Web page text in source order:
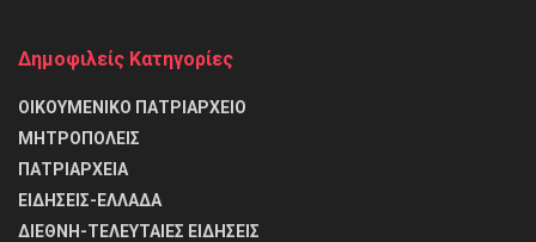
Δημοφιλείς Κατηγορίες
ΟΙΚΟΥΜΕΝΙΚΟ ΠΑΤΡΙΑΡΧΕΙΟ
ΜΗΤΡΟΠΟΛΕΙΣ
ΠΑΤΡΙΑΡΧΕΙΑ
ΕΙΔΗΣΕΙΣ-ΕΛΛΑΔΑ
ΔΙΕΘΝΗ-ΤΕΛΕΥΤΑΙΕΣ ΕΙΔΗΣΕΙΣ